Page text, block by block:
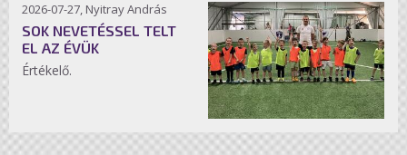
2026-07-27, Nyitray András
SOK NEVETÉSSEL TELT
EL AZ ÉVÜK
Értékelő.